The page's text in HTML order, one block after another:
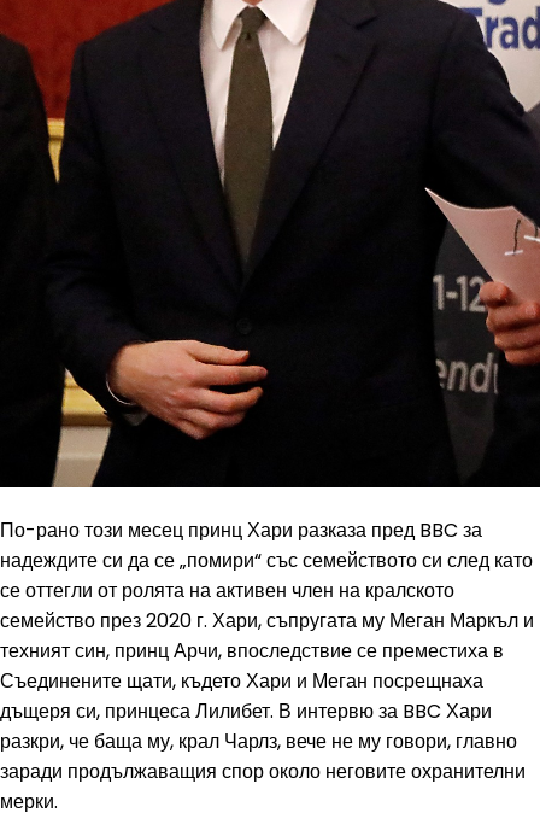
По-рано този месец принц Хари разказа пред BBC за
надеждите си да се „помири“ със семейството си след като
се оттегли от ролята на активен член на кралското
семейство през 2020 г. Хари, съпругата му Меган Маркъл и
техният син, принц Арчи, впоследствие се преместиха в
Съединените щати, където Хари и Меган посрещнаха
дъщеря си, принцеса Лилибет. В интервю за BBC Хари
разкри, че баща му, крал Чарлз, вече не му говори, главно
заради продължаващия спор около неговите охранителни
мерки.